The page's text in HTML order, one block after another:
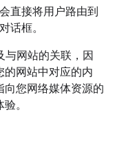
直接将用户路由到
话框。
与网站的关联，因
的网站中对应的内
您网络媒体资源的
。